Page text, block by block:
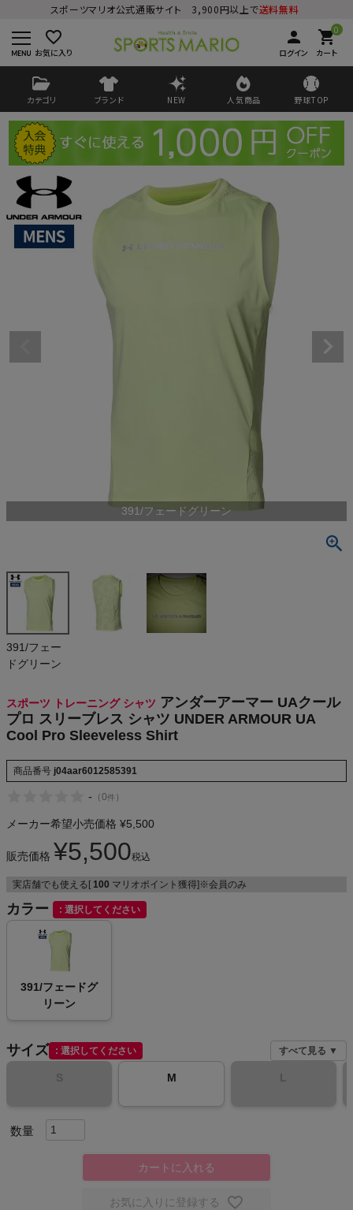
スポーツマリオ公式通販サイト 3,900円以上で送料無料
favorite_border
お気に入り
person
ログイン
0
shopping_cart
カート
カテゴリ ブランド NEW 人気商品 野球TOP
ログイン
ようこそ ゲスト 様
ーブレス シ
ャツ UNDER
ARMOUR UA
Cool Pro Sl
eeveless Shi
rt
(税込)
On
NIKE
CHUMS
もっと見る
メンズカジュアルウェア
レディースカジュアルウェア
メンズスポーツウェア
レディーススポーツウェア
391/フェードグリーン
391/フェー
ドグリーン
スポーツ トレーニング シャツ アンダーアーマー UAクール
プロ スリーブレス シャツ UNDER ARMOUR UA
Cool Pro Sleeveless Shirt
商品番号 j04aar6012585391
- （0件 ）
メーカー希望小売価格 ¥5,500
販売価格 ¥5,500税込
実店舗でも使える[ 100 マリオポイント獲得]※会員のみ
カラー 選択してください
391/フェードグ
リーン
サイズ 選択してください すべて見る ▼
S M L
カートに入れる
お気に入りに登録する